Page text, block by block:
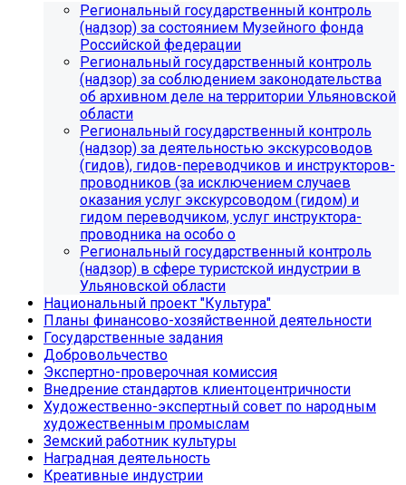
Региональный государственный контроль
(надзор) за состоянием Музейного фонда
Российской федерации
Региональный государственный контроль
(надзор) за соблюдением законодательства
об архивном деле на территории Ульяновской
области
Региональный государственный контроль
(надзор) за деятельностью экскурсоводов
(гидов), гидов-переводчиков и инструкторов-
проводников (за исключением случаев
оказания услуг экскурсоводом (гидом) и
гидом переводчиком, услуг инструктора-
проводника на особо о
Региональный государственный контроль
(надзор) в сфере туристской индустрии в
Ульяновской области
Национальный проект "Культура"
Планы финансово-хозяйственной деятельности
Государственные задания
Добровольчество
Экспертно-проверочная комиссия
Внедрение стандартов клиентоцентричности
Художественно-экспертный совет по народным
художественным промыслам
Земский работник культуры
Наградная деятельность
Креативные индустрии